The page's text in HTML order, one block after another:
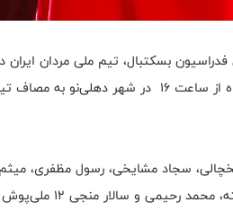
سجاد مشایخی، رسول مظفری،
آقاجانپور،